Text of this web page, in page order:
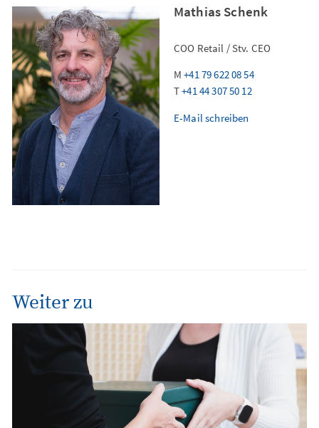
Mathias Schenk
COO Retail / Stv. CEO
M+41 79 622 08 54
T+41 44 307 50 12
E-Mail schreiben
Weiter zu